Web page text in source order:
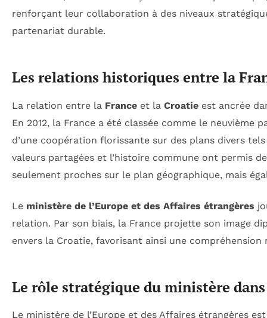
renforçant leur collaboration à des niveaux
partenariat durable.
Les relations historiques entre la
La relation entre la France et la Croatie est ancrée
En 2012, la France a été classée comme le neuvième
d’une coopération florissante sur des plans divers
valeurs partagées et l’histoire commune ont permis
seulement proches sur le plan géographique, mais
Le ministère de l’Europe et des Affaires étrangères
relation. Par son biais, la France projette son image
envers la Croatie, favorisant ainsi une
Le rôle stratégique du ministère
Le ministère de l’Europe et des Affaires étrangères